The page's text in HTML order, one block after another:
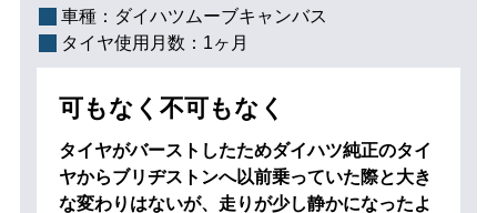
車種： ダイハツムーブキャンバス
タイヤ使用月数： 1ヶ月
可もなく不可もなく
タイヤがバーストしたためダイハツ純正のタイ
ヤからブリヂストンへ以前乗っていた際と大き
な変わりはないが、走りが少し静かになったよ